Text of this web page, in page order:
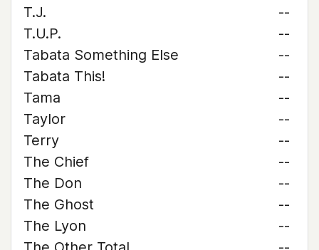
T.J.
--
T.U.P.
--
Tabata Something Else
--
Tabata This!
--
Tama
--
Taylor
--
Terry
--
The Chief
--
The Don
--
The Ghost
--
The Lyon
--